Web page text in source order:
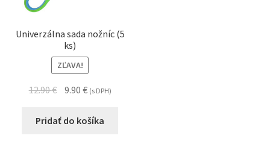
Univerzálna sada nožníc (5
ks)
ZĽAVA!
12.90€ 9.90 € (s DPH)
Pridať do košíka